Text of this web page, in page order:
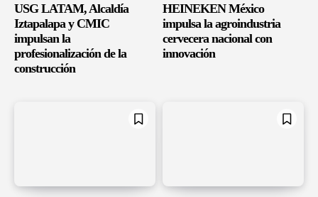
USG LATAM, Alcaldía
Iztapalapa y CMIC
impulsan la
profesionalización de la
construcción
HEINEKEN México
impulsa la agroindustria
cervecera nacional con
innovación